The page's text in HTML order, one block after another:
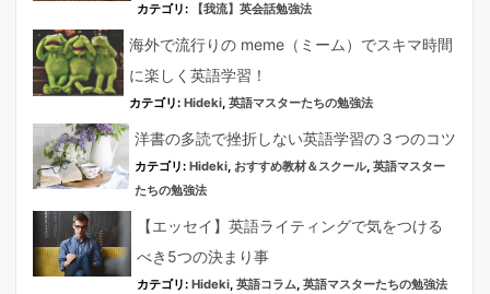
カテゴリ: 【我流】英会話勉強法
海外で流行りの meme（ミーム）でスキマ時間
に楽しく英語学習！
カテゴリ: Hideki, 英語マスターたちの勉強法
洋書の多読で挫折しない英語学習の３つのコツ
カテゴリ: Hideki, おすすめ教材＆スクール, 英語マスター
たちの勉強法
【エッセイ】英語ライティングで気をつける
べき5つの決まり事
カテゴリ: Hideki, 英語コラム, 英語マスターたちの勉強法